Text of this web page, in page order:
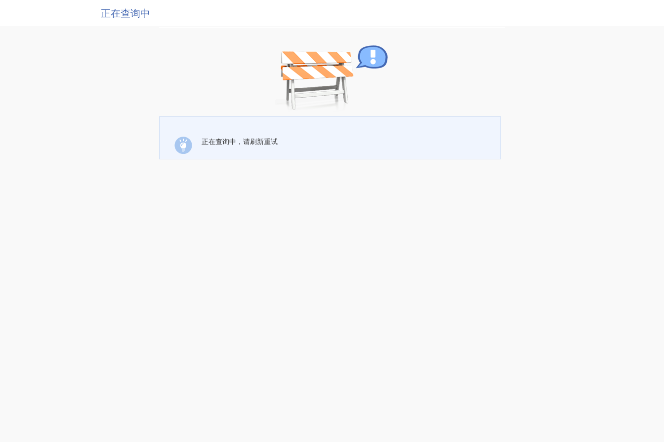
正在查询中
正在查询中，请刷新重试